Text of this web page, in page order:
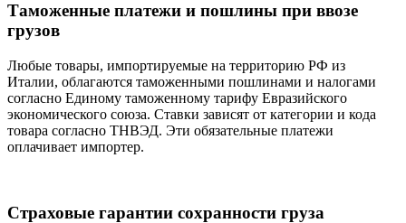
Таможенные платежи и пошлины при ввозе
грузов
Любые товары, импортируемые на территорию РФ из
Италии, облагаются таможенными пошлинами и налогами
согласно Единому таможенному тарифу Евразийского
экономического союза. Ставки зависят от категории и кода
товара согласно ТНВЭД. Эти обязательные платежи
оплачивает импортер.
Страховые гарантии сохранности груза